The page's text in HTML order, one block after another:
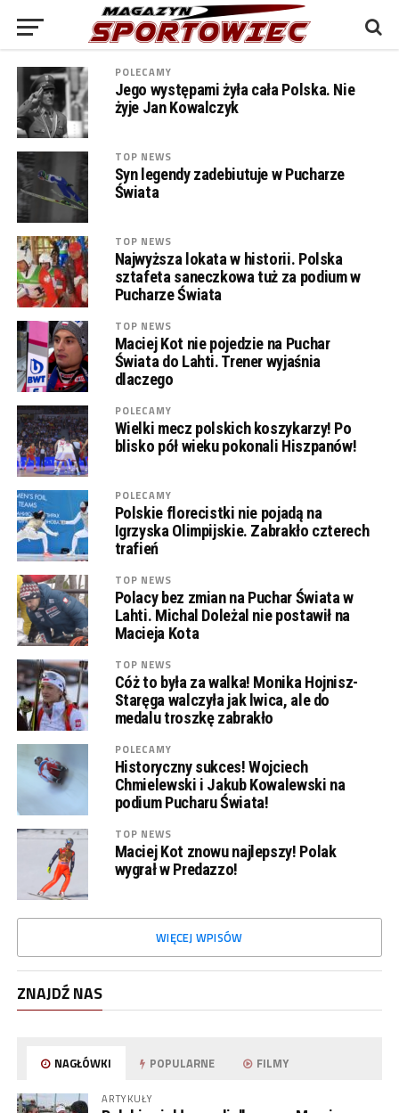
POLECAMY
Jego występami żyła cała Polska. Nie
żyje Jan Kowalczyk
TOP NEWS
Syn legendy zadebiutuje w Pucharze
Świata
TOP NEWS
Najwyższa lokata w historii. Polska
sztafeta saneczkowa tuż za podium w
Pucharze Świata
TOP NEWS
Maciej Kot nie pojedzie na Puchar
Świata do Lahti. Trener wyjaśnia
dlaczego
POLECAMY
Wielki mecz polskich koszykarzy! Po
blisko pół wieku pokonali Hiszpanów!
POLECAMY
Polskie florecistki nie pojadą na
Igrzyska Olimpijskie. Zabrakło czterech
trafień
TOP NEWS
Polacy bez zmian na Puchar Świata w
Lahti. Michal Doleżal nie postawił na
Macieja Kota
TOP NEWS
Cóż to była za walka! Monika Hojnisz-
Staręga walczyła jak lwica, ale do
medalu troszkę zabrakło
POLECAMY
Historyczny sukces! Wojciech
Chmielewski i Jakub Kowalewski na
podium Pucharu Świata!
TOP NEWS
Maciej Kot znowu najlepszy! Polak
wygrał w Predazzo!
WIĘCEJ WPISÓW
ZNAJDŹ NAS
NAGŁÓWKI POPULARNE FILMY
ARTYKUŁY